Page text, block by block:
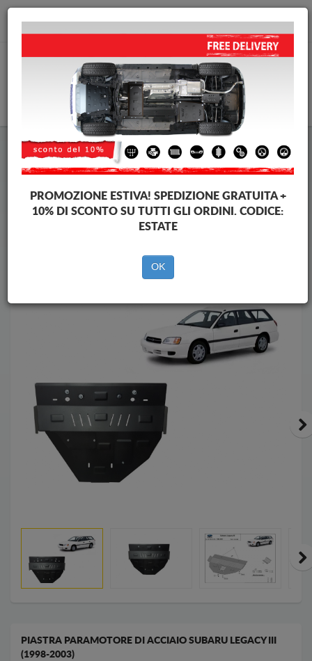
info@piastraparamotore.com
Piastra paramotore di acciaio Subaru
Piastra paramotore di acciaio Subaru Legacy
Brands
Brands
PIASTRA PARAMOTORE DI ACCIAIO SUBARU LEGACY III
(1998-2003)
PROMOZIONE ESTIVA! SPEDIZIONE GRATUITA +
10% DI SCONTO SU TUTTI GLI ORDINI. CODICE:
ESTATE
OK